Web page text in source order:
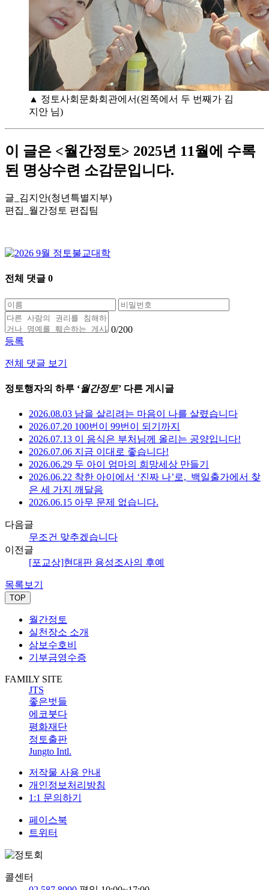
▲ 정토사회문화회관에서(왼쪽에서 두 번째가 김
지안 님)
이 글은 <월간정토> 2025년 11월에 수록
된 명상수련 소감문입니다.
글_김지안(청년특별지부)
편집_월간정토 편집팀
전체 댓글 0
0/200
등록
전체 댓글 보기
정토행자의 하루 ‘월간정토’ 다른 게시글
2026.08.03 남을 살리려는 마음이 나를 살렸습니다
2026.07.20 100번이 99번이 되기까지
2026.07.13 이 음식은 부처님께 올리는 공양입니다!
2026.07.06 지금 이대로 좋습니다!
2026.06.29 두 아이 엄마의 희망세상 만들기
2026.06.22 착한 아이에서 ‘진짜 나’로,_백일출가에서 찾
은 세 가지 깨달음
2026.06.15 아무 문제 없습니다.
다음글
무조건 맞추겠습니다
이전글
[포교상]현대판 용성조사의 후예
목록보기
TOP
월간정토
실천장소 소개
삼보수호비
기부금영수증
FAMILY SITE
JTS
좋은벗들
에코붓다
평화재단
정토출판
Jungto Intl.
저작물 사용 안내
개인정보처리방침
1:1 문의하기
페이스북
트위터
콜센터